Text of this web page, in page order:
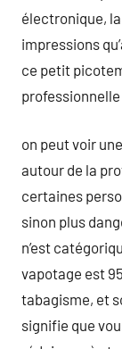
électronique,
impressions
ce petit
on peut voir
autour de la
certaines
sinon plus
n’est
vapotage est
tabagisme, et
signifie que